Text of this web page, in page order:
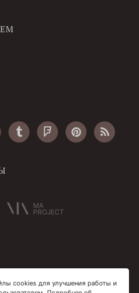
MA
PROJECT
cookies для улучшения работы и